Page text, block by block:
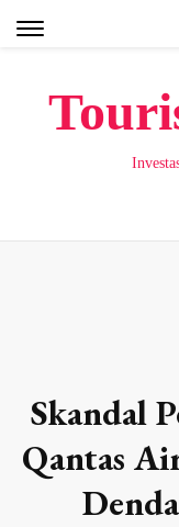
Skandal
Qantas